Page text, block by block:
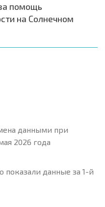
помощь
на Солнечном
данными при
2026 года
показали данные за 1-й